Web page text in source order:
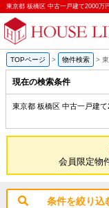
東京都 板橋区 中古一戸建て2000万
TOPページ > 物件検索 >
現在の検索条件
東京都 板橋区 中古一戸建
会員限定物
条件を絞り込